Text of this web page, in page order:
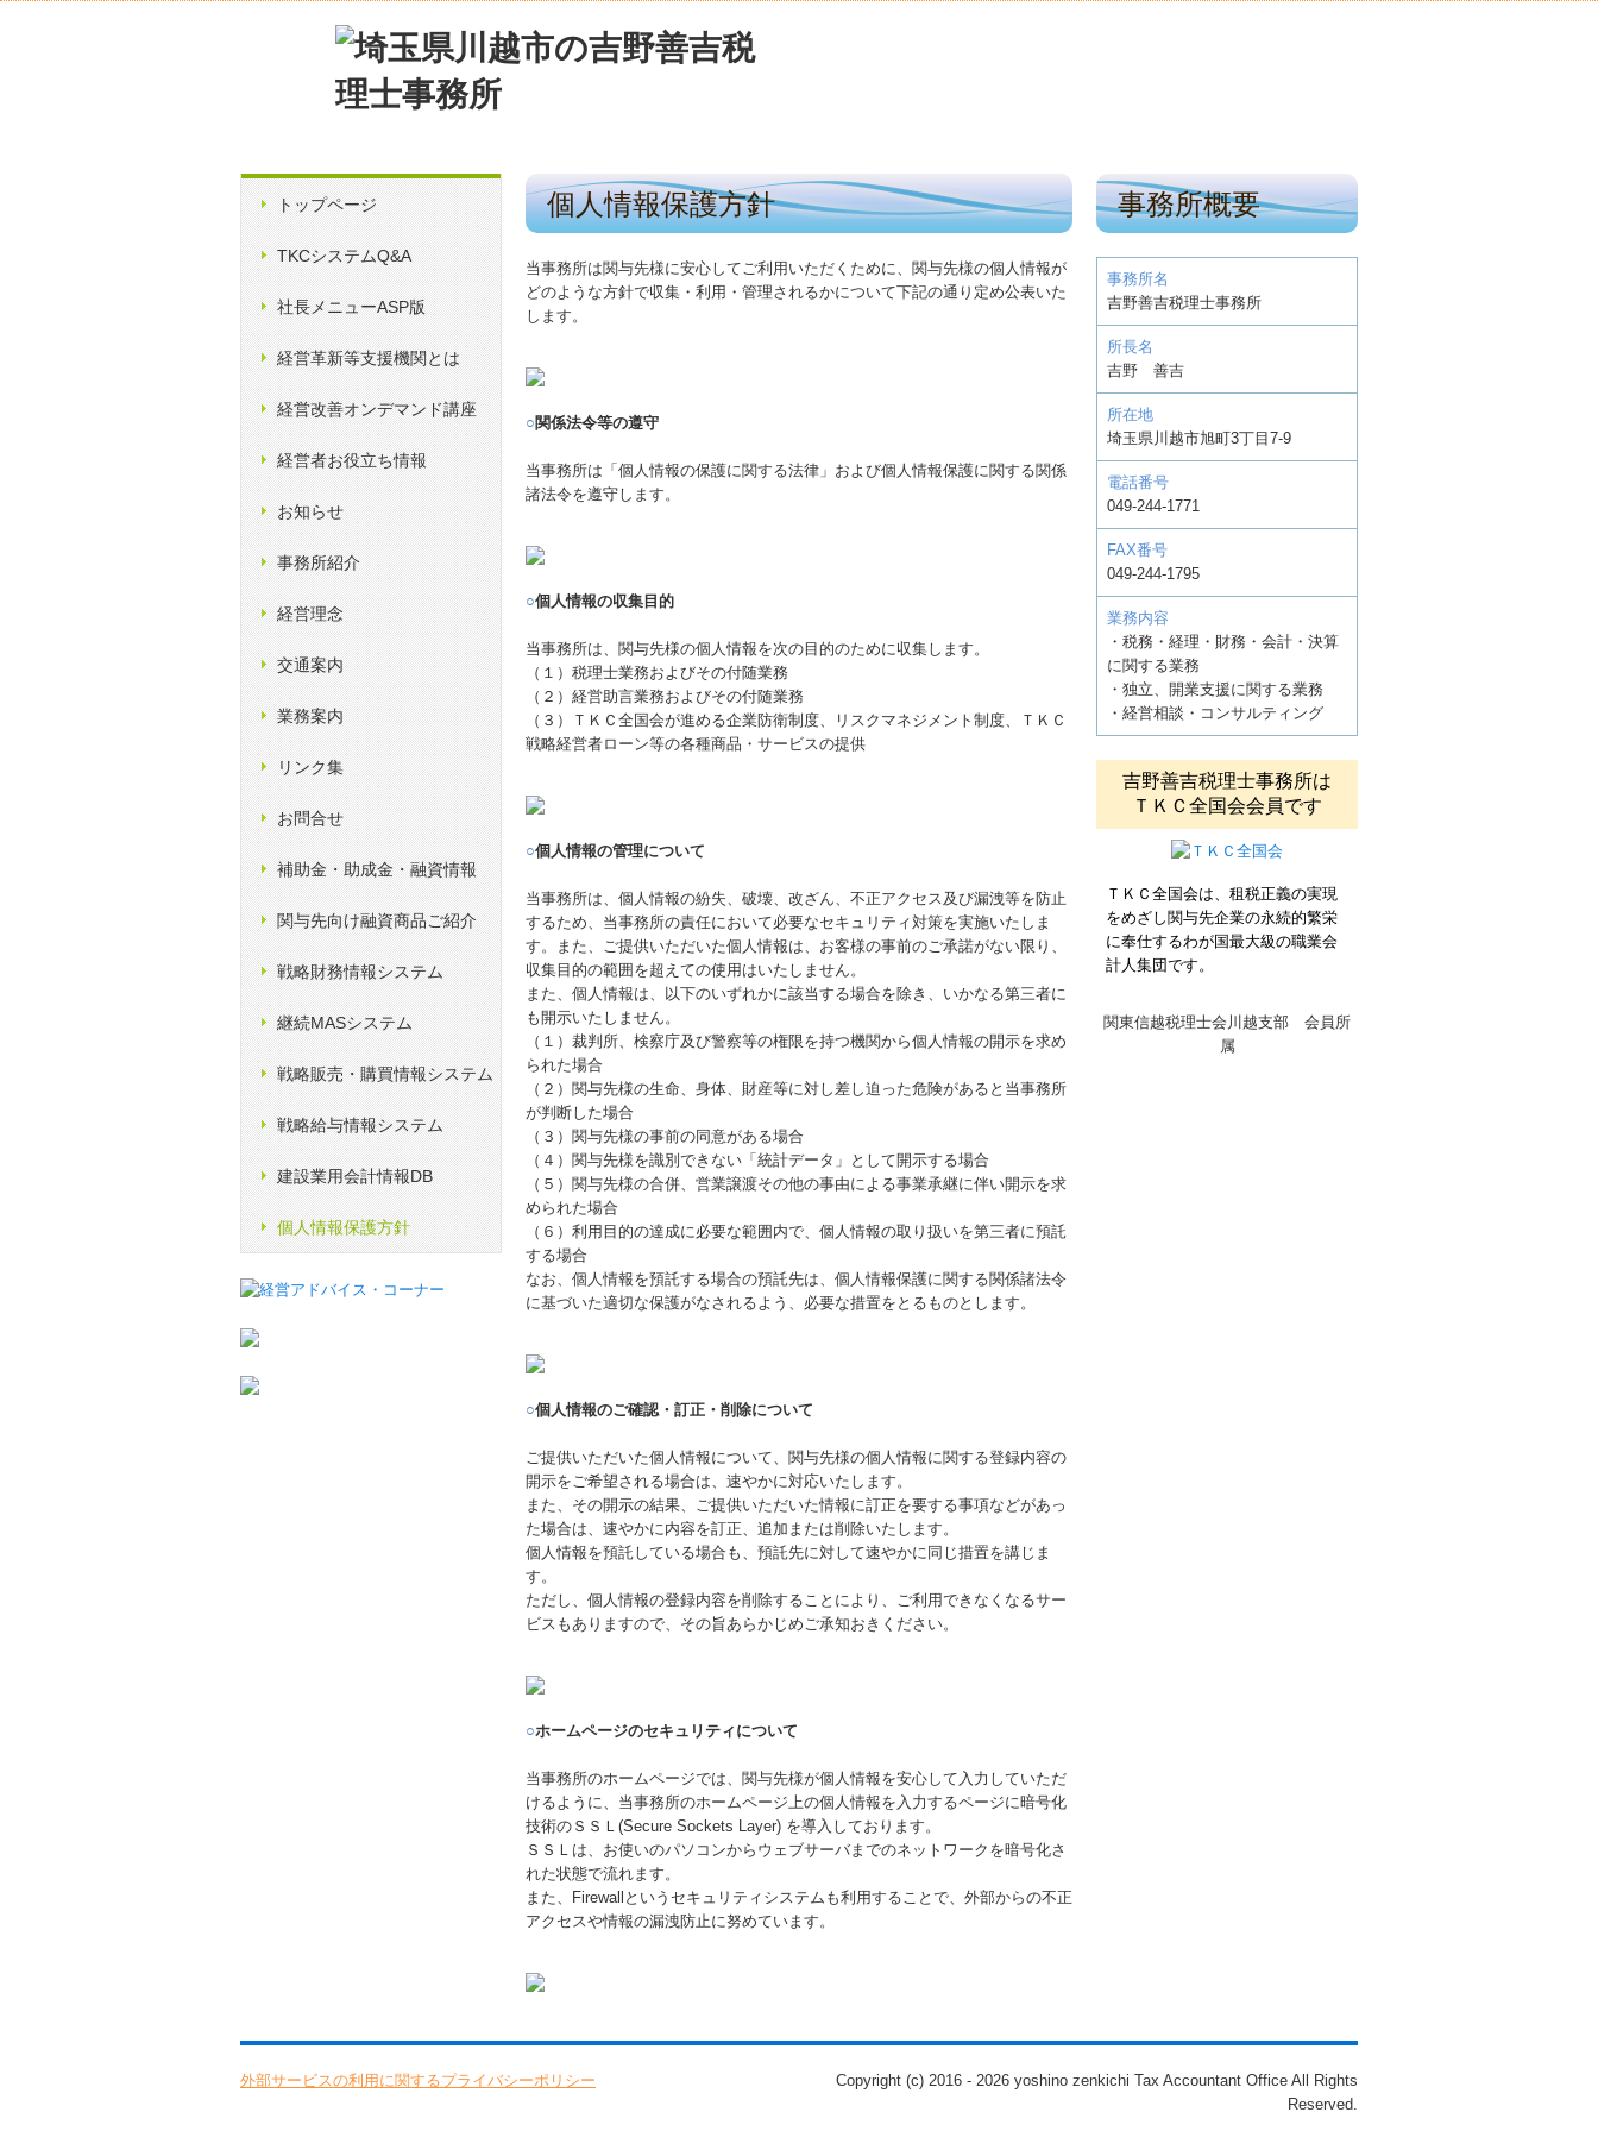
トップページ
TKCシステムQ&A
社長メニューASP版
経営革新等支援機関とは
経営改善オンデマンド講座
経営者お役立ち情報
お知らせ
事務所紹介
経営理念
交通案内
業務案内
リンク集
お問合せ
補助金・助成金・融資情報
関与先向け融資商品ご紹介
戦略財務情報システム
継続MASシステム
戦略販売・購買情報システム
戦略給与情報システム
建設業用会計情報DB
個人情報保護方針
個人情報保護方針
当事務所は関与先様に安心してご利用いただくために、関与先様の個人情報が
どのような方針で収集・利用・管理されるかについて下記の通り定め公表いた
します。
○ 関係法令等の遵守
当事務所は「個人情報の保護に関する法律」および個人情報保護に関する関係
諸法令を遵守します。
○個人情報の収集目的
当事務所は、関与先様の個人情報を次の目的のために収集します。
（１）税理士業務およびその付随業務
（２）経営助言業務およびその付随業務
（３）ＴＫＣ全国会が進める企業防衛制度、リスクマネジメント制度、ＴＫＣ
戦略経営者ローン等の各種商品・サービスの提供
○個人情報の管理について
当事務所は、個人情報の紛失、破壊、改ざん、不正アクセス及び漏洩等を防止
するため、当事務所の責任において必要なセキュリティ対策を実施いたしま
す。また、ご提供いただいた個人情報は、お客様の事前のご承諾がない限り、
収集目的の範囲を超えての使用はいたしません。
また、個人情報は、以下のいずれかに該当する場合を除き、いかなる第三者に
も開示いたしません。
（１）裁判所、検察庁及び警察等の権限を持つ機関から個人情報の開示を求め
られた場合
（２）関与先様の生命、身体、財産等に対し差し迫った危険があると当事務所
が判断した場合
（３）関与先様の事前の同意がある場合
（４）関与先様を識別できない「統計データ」として開示する場合
（５）関与先様の合併、営業譲渡その他の事由による事業承継に伴い開示を求
められた場合
（６）利用目的の達成に必要な範囲内で、個人情報の取り扱いを第三者に預託
する場合
なお、個人情報を預託する場合の預託先は、個人情報保護に関する関係諸法令
に基づいた適切な保護がなされるよう、必要な措置をとるものとします。
○個人情報のご確認・訂正・削除について
ご提供いただいた個人情報について、関与先様の個人情報に関する登録内容の
開示をご希望される場合は、速やかに対応いたします。
また、その開示の結果、ご提供いただいた情報に訂正を要する事項などがあっ
た場合は、速やかに内容を訂正、追加または削除いたします。
個人情報を預託している場合も、預託先に対して速やかに同じ措置を講じま
す。
ただし、個人情報の登録内容を削除することにより、ご利用できなくなるサー
ビスもありますので、その旨あらかじめご承知おきください。
○ホームページのセキュリティについて
当事務所のホームページでは、関与先様が個人情報を安心して入力していただ
けるように、当事務所のホームページ上の個人情報を入力するページに暗号化
技術のＳＳＬ(Secure Sockets Layer) を導入しております。
ＳＳＬは、お使いのパソコンからウェブサーバまでのネットワークを暗号化さ
れた状態で流れます。
また、Firewallというセキュリティシステムも利用することで、外部からの不正
アクセスや情報の漏洩防止に努めています。
事務所概要
事務所名
吉野善吉税理士事務所
所長名
吉野 善吉
所在地
埼玉県川越市旭町3丁目7-9
電話番号
049-244-1771
FAX番号
049-244-1795
業務内容
・税務・経理・財務・会計・決算
に関する業務
・独立、開業支援に関する業務
・経営相談・コンサルティング
吉野善吉税理士事務所は
ＴＫＣ全国会会員です
ＴＫＣ全国会は、租税正義の実現
をめざし関与先企業の永続的繁栄
に奉仕するわが国最大級の職業会
計人集団です。
関東信越税理士会川越支部 会員所
属
外部サービスの利用に関するプライバシーポリシー
Copyright (c) 2016 - 2026 yoshino zenkichi Tax Accountant Office All Rights
Reserved.